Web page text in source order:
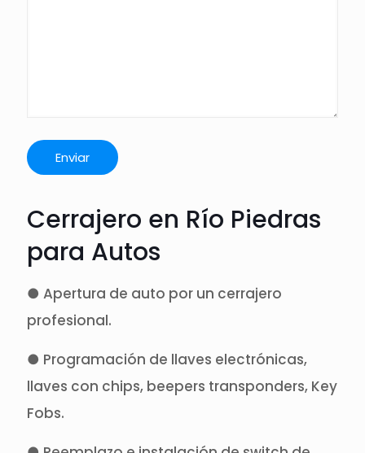
Cerrajero en Río Piedras
para Autos
● Apertura de auto por un cerrajero
profesional.
● Programación de llaves electrónicas,
llaves con chips, beepers transponders, Key
Fobs.